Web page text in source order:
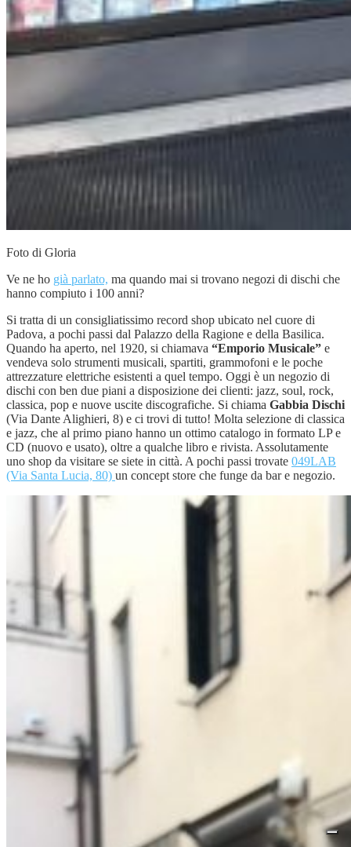
Foto di Gloria
Ve ne ho già parlato, ma quando mai si trovano negozi di dischi che
hanno compiuto i 100 anni?
Si tratta di un consigliatissimo record shop ubicato nel cuore di
Padova, a pochi passi dal Palazzo della Ragione e della Basilica.
Quando ha aperto, nel 1920, si chiamava “Emporio Musicale” e
vendeva solo strumenti musicali, spartiti, grammofoni e le poche
attrezzature elettriche esistenti a quel tempo. Oggi è un negozio di
dischi con ben due piani a disposizione dei clienti: jazz, soul, rock,
classica, pop e nuove uscite discografiche. Si chiama Gabbia Dischi
(Via Dante Alighieri, 8) e ci trovi di tutto! Molta selezione di classica
e jazz, che al primo piano hanno un ottimo catalogo in formato LP e
CD (nuovo e usato), oltre a qualche libro e rivista. Assolutamente
uno shop da visitare se siete in città. A pochi passi trovate 049LAB
(Via Santa Lucia, 80) un concept store che funge da bar e negozio.